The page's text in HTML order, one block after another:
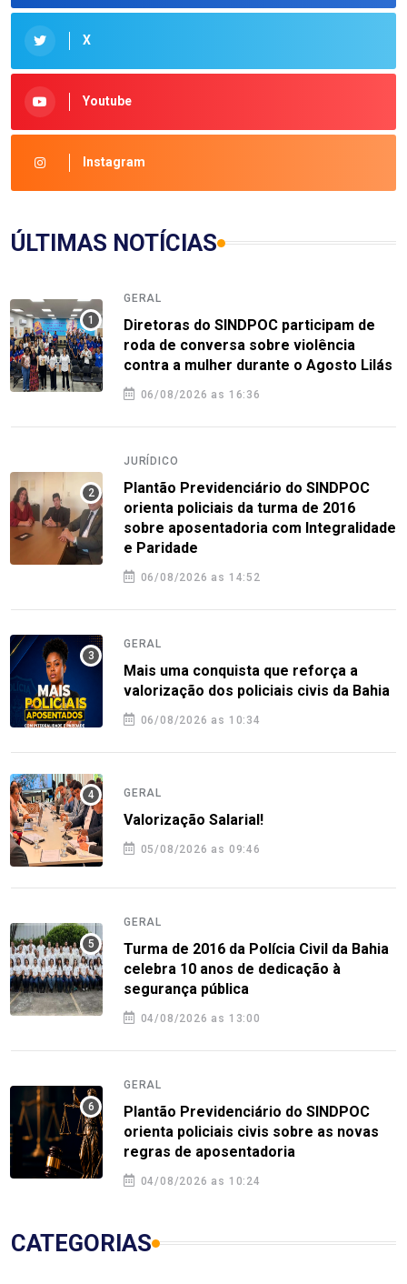
X
Youtube
Instagram
ÚLTIMAS NOTÍCIAS
GERAL
Diretoras do SINDPOC participam de
roda de conversa sobre violência
contra a mulher durante o Agosto Lilás
06/08/2026 as 16:36
JURÍDICO
Plantão Previdenciário do SINDPOC
orienta policiais da turma de 2016
sobre aposentadoria com Integralidade
e Paridade
06/08/2026 as 14:52
GERAL
Mais uma conquista que reforça a
valorização dos policiais civis da Bahia
06/08/2026 as 10:34
GERAL
Valorização Salarial!
05/08/2026 as 09:46
GERAL
Turma de 2016 da Polícia Civil da Bahia
celebra 10 anos de dedicação à
segurança pública
04/08/2026 as 13:00
GERAL
Plantão Previdenciário do SINDPOC
orienta policiais civis sobre as novas
regras de aposentadoria
04/08/2026 as 10:24
CATEGORIAS